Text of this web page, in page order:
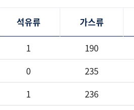
석유류 가스류
1 190
0 235
1 236